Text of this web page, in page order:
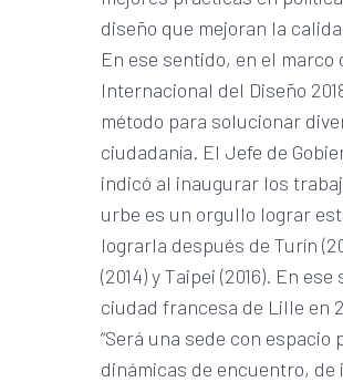
diseño que mejoran la
En ese sentido, en el
Internacional del Diseño
método para solucionar
ciudadanía. El Jefe de
indicó al inaugurar los
urbe es un orgullo lograr
lograrla después de Turín
(2014) y Taipei (2016). En
ciudad francesa de Lille en
“Será una sede con
dinámicas de encuentro,